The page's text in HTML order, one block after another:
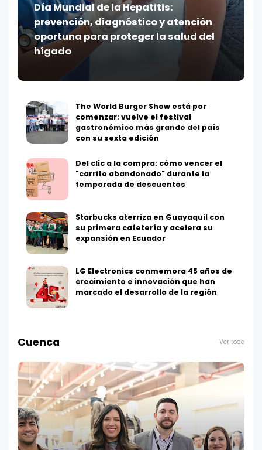
Día Mundial de la Hepatitis:
prevención, diagnóstico y atención
oportuna para proteger la salud del
hígado
The World Burger Show está por
comenzar: vuelve el festival
gastronómico más grande del país
con su sexta edición
Del clic a la compra: cómo vencer el
"carrito abandonado" durante la
temporada de descuentos
Starbucks aterriza en Guayaquil con
su primera cafetería y acelera su
expansión en Ecuador
LG Electronics conmemora 45 años de
crecimiento e innovación que han
marcado el desarrollo de la región
Cuenca Ver todo